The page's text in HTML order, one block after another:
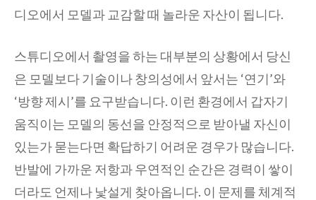
디오에서 모델과 교감할 때 놀라운 자산이 됩니다.
스튜디오에서 촬영을 하는 대부분의 상황에서 당신
은 모델보다 기술이나 창의성에서 앞서는 ‘연기’와
‘방향 제시’를 요구받습니다. 이런 환경에서 갑자기
움직이는 모델의 동선을 안정적으로 받아낼 자신이
있는가 묻는다면 확답하기 어려운 경우가 많습니다.
반발에 가까운 저항과 우연적인 순간은 경력이 쌓이
더라도 언제나 낯설게 찾아옵니다. 이 문제를 체계적